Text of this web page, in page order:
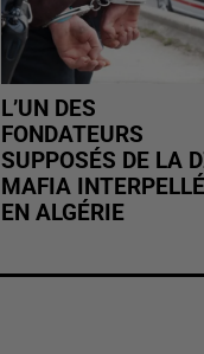
L’UN DES
FONDATEURS
SUPPOSÉS DE LA
MAFIA INTERPELLÉ
EN ALGÉRIE